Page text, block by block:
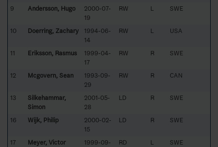
9 Andersson, Hugo
2000-07-
19
RW L SWE
10 Doerring, Zachary
1994-06-
14
RW L USA
11 Eriksson, Rasmus
1999-04-
17
RW R SWE
12 Mcgovern, Sean
1993-09-
29
RW R CAN
13
Silkehammar,
Simon
2001-05-
28
LD R SWE
16 Wijk, Philip
2000-02-
15
LD R SWE
17 Meyer, Victor
1999-09-
RD L SWE